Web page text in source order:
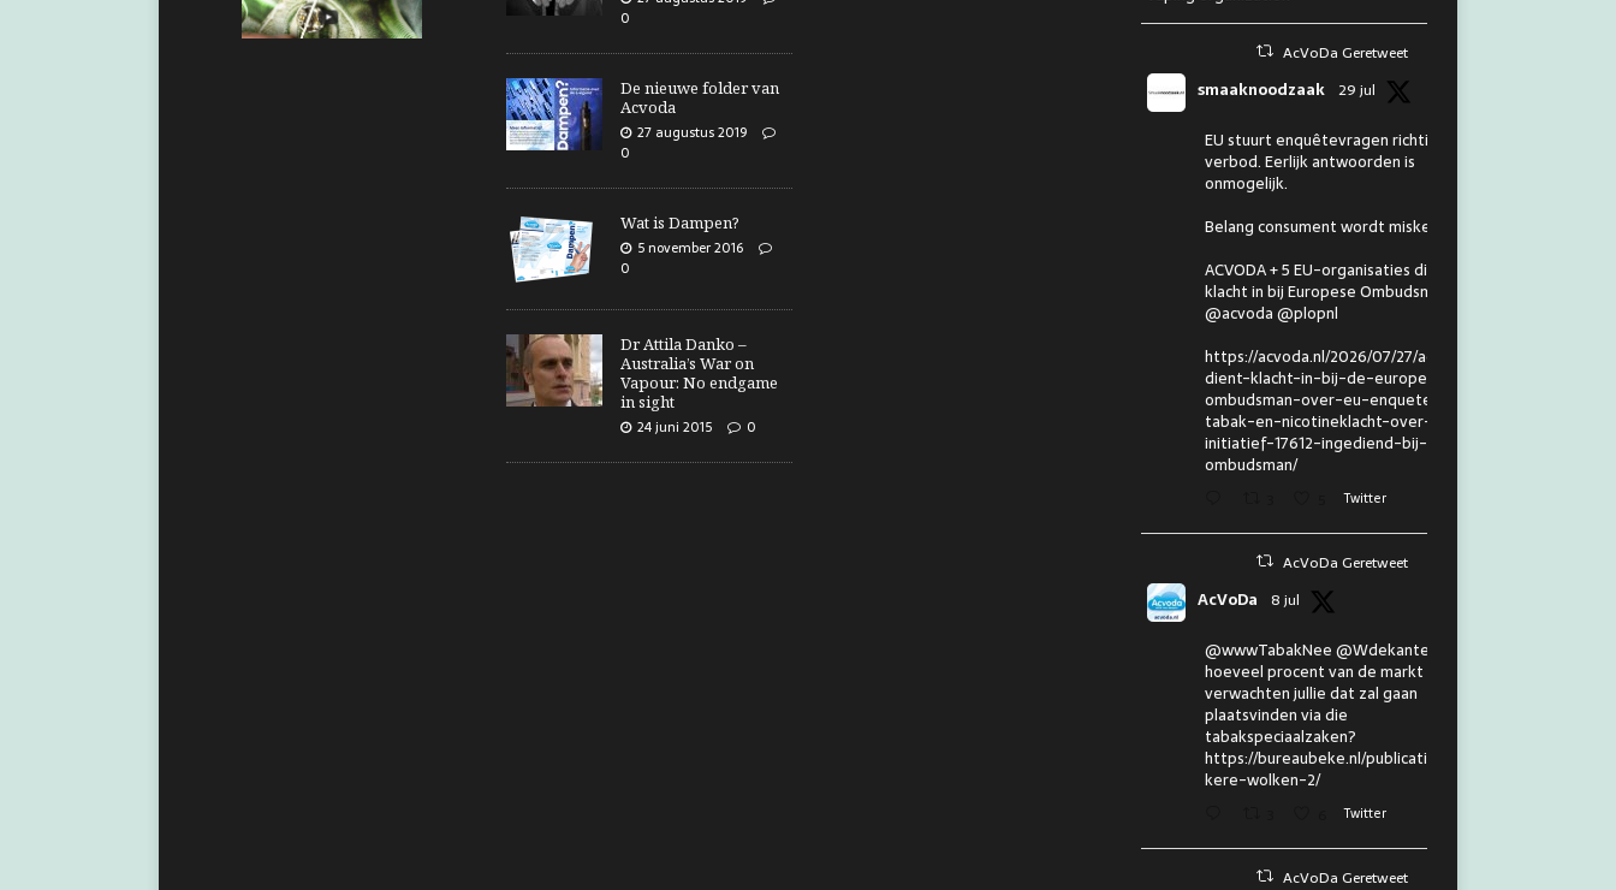
0
De nieuwe folder van
Acvoda
27 augustus 2019
0
Wat is Dampen?
5 november 2016
0
Dr Attila Danko –
Australia’s War on
Vapour: No endgame
in sight
24 juni 2015
0
AcVoDa Geretweet
smaaknoodzaak 29 jul
EU stuurt enquêtevragen richting
verbod. Eerlijk antwoorden is
onmogelijk.
Belang consument wordt miskend.
ACVODA + 5 EU-organisaties dienen
klacht in bij Europese Ombudsman.
@acvoda @plopnl
https://acvoda.nl/2026/07/27/acvoda-
dient-klacht-in-bij-de-europese-
ombudsman-over-eu-enquete-
tabak-en-nicotineklacht-over-eu-
initiatief-17612-ingediend-bij-de-
ombudsman/
Twitter
AcVoDa Geretweet
AcVoDa 8 jul
@wwwTabakNee @Wdekanter En
hoeveel procent van de markt
verwachten jullie dat zal gaan
plaatsvinden via die
tabakspeciaalzaken?
https://bureaubeke.nl/publicaties/don
kere-wolken-2/
Twitter
AcVoDa Geretweet